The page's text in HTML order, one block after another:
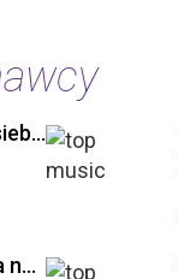
Piękni i Młodzi - Bez siebie (Original Mix)
Piękni i Młodzi - Długa noc ((Original Mix))